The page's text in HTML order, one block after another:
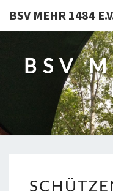
BSV MEHR 1484
BSV